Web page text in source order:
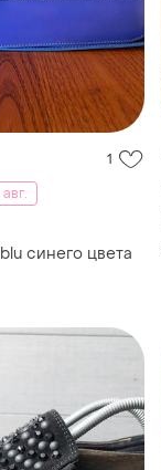
1
синего цвета